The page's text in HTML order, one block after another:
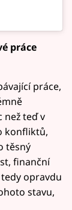
práce
práce,
než teď v
konfliktů,
těsný
finanční
opravdu
stavu,